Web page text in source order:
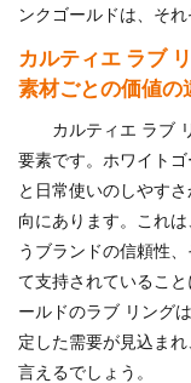
ンクゴールドは、そ
カルティエ ラブ
素材ごとの価値の
カルティエ ラブ
要素です。ホワイト
と日常使いのしやす
向にあります。これ
うブランドの信頼性
て支持されているこ
ールドのラブ リング
定した需要が見込ま
言えるでしょう。